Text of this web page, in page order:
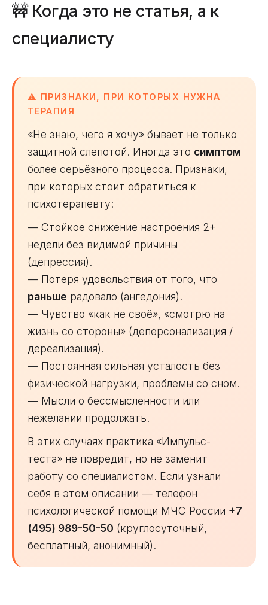
🚧 Когда это не статья, а к
специалисту
⚠️ ПРИЗНАКИ, ПРИ КОТОРЫХ НУЖНА
ТЕРАПИЯ
«Не знаю, чего я хочу» бывает не только
защитной слепотой. Иногда это симптом
более серьёзного процесса. Признаки,
при которых стоит обратиться к
психотерапевту:
— Стойкое снижение настроения 2+
недели без видимой причины
(депрессия).
— Потеря удовольствия от того, что
раньше радовало (ангедония).
— Чувство «как не своё», «смотрю на
жизнь со стороны» (деперсонализация /
дереализация).
— Постоянная сильная усталость без
физической нагрузки, проблемы со сном.
— Мысли о бессмысленности или
нежелании продолжать.
В этих случаях практика «Импульс-
теста» не повредит, но не заменит
работу со специалистом. Если узнали
себя в этом описании — телефон
психологической помощи МЧС России +7
(495) 989-50-50 (круглосуточный,
бесплатный, анонимный).